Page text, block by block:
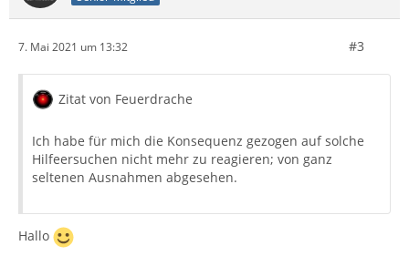
7. Mai 2021 um 13:32 #3
Zitat von Feuerdrache
Ich habe für mich die Konsequenz gezogen auf solche
Hilfeersuchen nicht mehr zu reagieren; von ganz
seltenen Ausnahmen abgesehen.
Hallo